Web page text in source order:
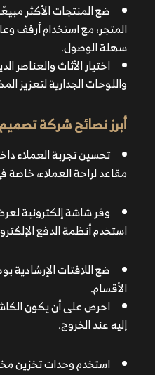
تحسين تجربة العملاء
لراحة العملاء، خاصة في متاجر
وفر شاشة إلكترونية لعرض
استخدم أنظمة الدفع
ضع اللافتات الإرشادية
عند الخروج.
ضع كاميرات مراقبة
تركيب أجهزة إنذار ضد
ضع المنتجات الأكثر
المتجر، مع استخدام أرفف
سهلة الوصول.
اختيار الأثاث والعناصر
واللوحات الجدارية لتعزيز
أبرز نصائح شركة
تحسين تجربة العملاء
مقاعد لراحة العملاء، خاصة
وفر شاشة إلكترونية
استخدم أنظمة الدفع
ضع اللافتات الإرشادية
الأقسام.
احرص على أن يكون
إليه عند الخروج.
استخدم وحدات تخزين